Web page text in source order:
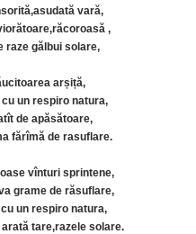
vară,
,
raze gălbui solare,
arșiță,
un respiro natura,
de apăsătoare,
fărîmă de rasuflare.
vînturi sprintene,
grame de răsuflare,
un respiro natura,
tare,razele solare.